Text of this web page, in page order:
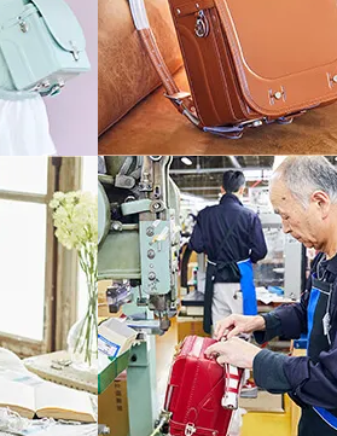
感とチェックの
出す
トラスト
締めをマットに仕上